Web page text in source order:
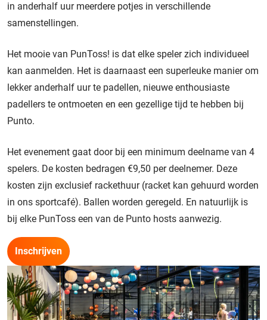
in anderhalf uur meerdere potjes in verschillende
samenstellingen.
Het mooie van PunToss! is dat elke speler zich individueel
kan aanmelden. Het is daarnaast een superleuke manier om
lekker anderhalf uur te padellen, nieuwe enthousiaste
padellers te ontmoeten en een gezellige tijd te hebben bij
Punto.
Het evenement gaat door bij een minimum deelname van 4
spelers. De kosten bedragen €9,50 per deelnemer. Deze
kosten zijn exclusief rackethuur (racket kan gehuurd worden
in ons sportcafé). Ballen worden geregeld. En natuurlijk is
bij elke PunToss een van de Punto hosts aanwezig.
Inschrijven